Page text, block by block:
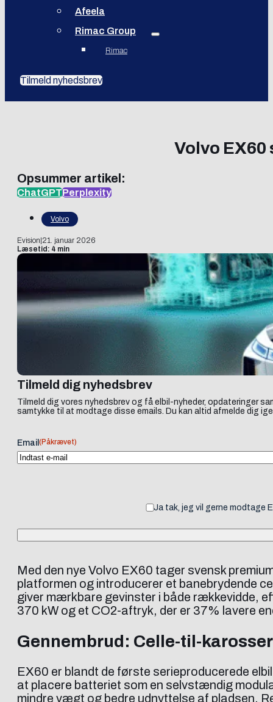
Afeela
Rimac Group
Rimac
Tilmeld nyhedsbrev
Volvo
Opsummer artikel:
ChatGPTPerplexity
Volvo
Evision 21. januar 2026
Læsetid: 4 min
Tilmeld dig nyhedsbrev
Tilmeld dig vores nyhedsbrev og få elbil-nyheder, opdateringer
samtykke til at modtage disse emails. Du kan altid afmelde dig
Email (Påkrævet)
Ja tak, jeg vil gerne modtage
Med den nye Volvo EX60 tager svensk
platformen og introducerer et banebrydende
giver mærkbare gevinster i både rækkevidde,
370 kW og et CO2-aftryk, der er 37% lavere
Gennembrud: Celle-til-
EX60 er blandt de første serieproducerede
at placere batteriet som en selvstændig
mindre vægt og bedre udnyttelse af pladsen.